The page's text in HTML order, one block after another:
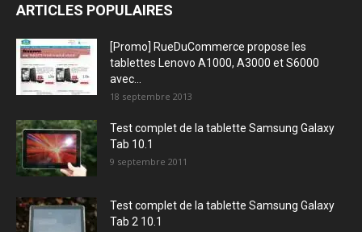
ARTICLES POPULAIRES
[Promo] RueDuCommerce propose les
tablettes Lenovo A1000, A3000 et S6000
avec...
18 septembre 2013
Test complet de la tablette Samsung Galaxy
Tab 10.1
9 septembre 2011
Test complet de la tablette Samsung Galaxy
Tab 2 10.1